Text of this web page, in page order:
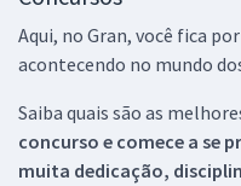
Aqui, no Gran, você fica
acontecendo no mundo
Saiba quais são as
concurso e comece a se
muita dedicação,